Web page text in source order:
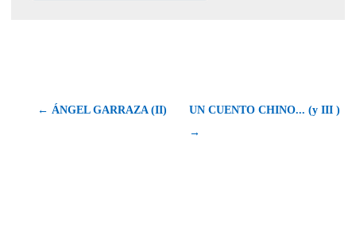
← ÁNGEL GARRAZA (II)
UN CUENTO CHINO... (y III )
→